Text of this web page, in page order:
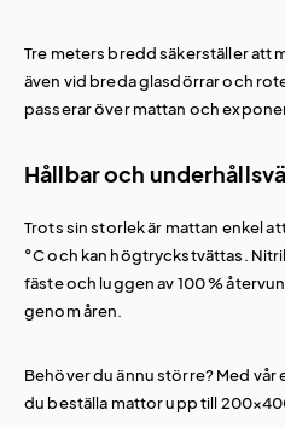
Tre meters bredd säkerställer att
även vid breda glasdörrar och
passerar över mattan och
Hållbar och
Trots sin storlek är mattan enkel
°C och kan högtryckstvättas.
fäste och luggen av 100 %
genom åren.
Behöver du ännu större? Med vår
du beställa mattor upp till